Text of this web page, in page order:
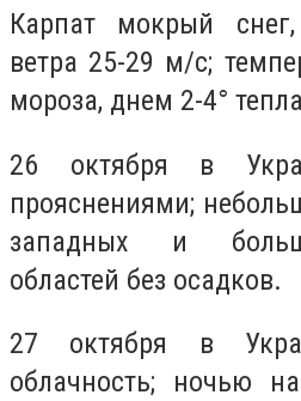
Карпат мокрый
ветра 25-29 м/с;
мороза, днем 2-4°
26 октября в
прояснениями;
западных и
областей без осадков.
27 октября в
облачность; ночью